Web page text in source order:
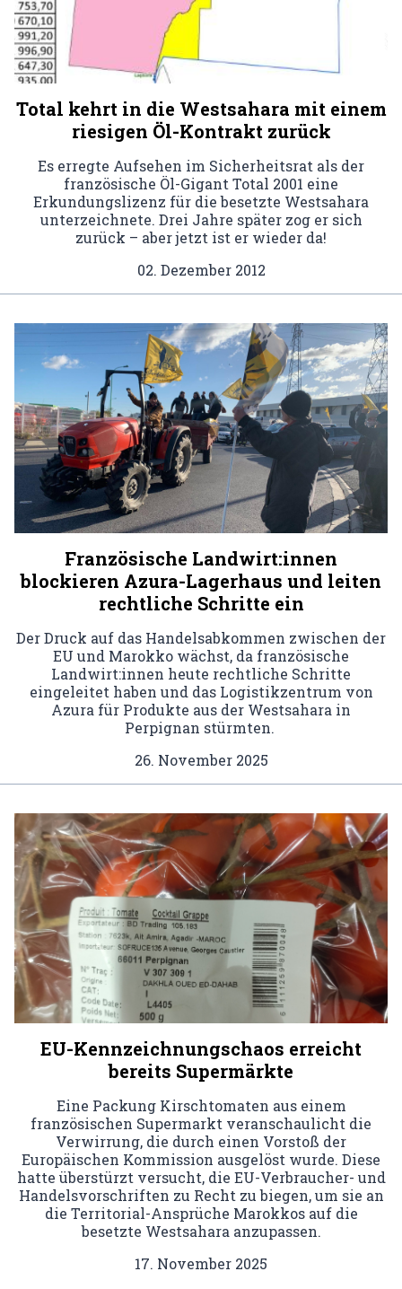
Total kehrt in die Westsahara mit einem
riesigen Öl-Kontrakt zurück
Es erregte Aufsehen im Sicherheitsrat als der
französische Öl-Gigant Total 2001 eine
Erkundungslizenz für die besetzte Westsahara
unterzeichnete. Drei Jahre später zog er sich
zurück – aber jetzt ist er wieder da!
02. Dezember 2012
Französische Landwirt:innen
blockieren Azura-Lagerhaus und leiten
rechtliche Schritte ein
Der Druck auf das Handelsabkommen zwischen der
EU und Marokko wächst, da französische
Landwirt:innen heute rechtliche Schritte
eingeleitet haben und das Logistikzentrum von
Azura für Produkte aus der Westsahara in
Perpignan stürmten.
26. November 2025
EU-Kennzeichnungschaos erreicht
bereits Supermärkte
Eine Packung Kirschtomaten aus einem
französischen Supermarkt veranschaulicht die
Verwirrung, die durch einen Vorstoß der
Europäischen Kommission ausgelöst wurde. Diese
hatte überstürzt versucht, die EU-Verbraucher- und
Handelsvorschriften zu Recht zu biegen, um sie an
die Territorial-Ansprüche Marokkos auf die
besetzte Westsahara anzupassen.
17. November 2025